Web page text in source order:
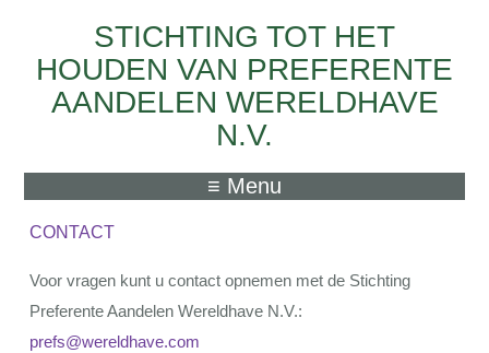
Skip to main contentSTICHTING TOT HET
HOUDEN VAN PREFERENTE
AANDELEN WERELDHAVE
N.V.
≡ Menu
CONTACT
Voor vragen kunt u contact opnemen met de Stichting
Preferente Aandelen Wereldhave N.V.:
prefs@wereldhave.com